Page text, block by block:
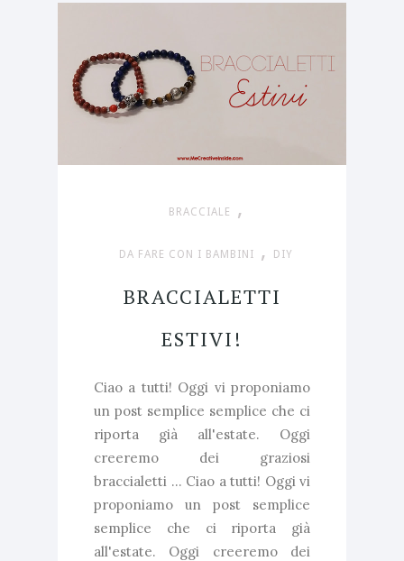
BRACCIALE ,
DA FARE CON I BAMBINI , DIY
BRACCIALETTI
ESTIVI!
Ciao a tutti! Oggi vi proponiamo
un post semplice semplice che ci
riporta già all'estate. Oggi
creeremo dei graziosi
braccialetti ... Ciao a tutti! Oggi vi
proponiamo un post semplice
semplice che ci riporta già
all'estate. Oggi creeremo dei